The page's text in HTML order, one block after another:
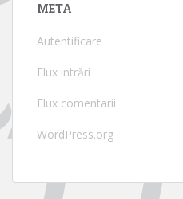
META
Autentificare
Flux intrări
Flux comentarii
WordPress.org